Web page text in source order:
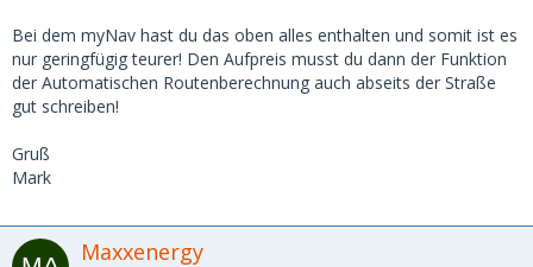
Bei dem myNav hast du das oben alles enthalten und somit ist es
nur geringfügig teurer! Den Aufpreis musst du dann der Funktion
der Automatischen Routenberechnung auch abseits der Straße
gut schreiben!
Gruß
Mark
Maxxenergy